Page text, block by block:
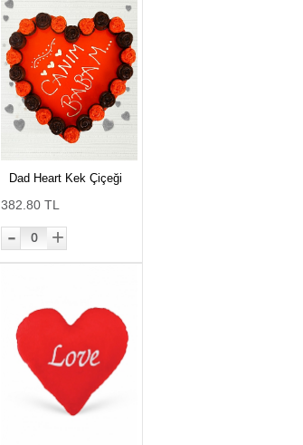
Dad Heart Kek Çiçeği
382.80 TL
- 0 +